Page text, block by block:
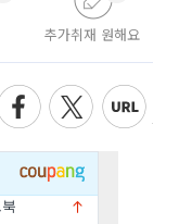
추가취재 원해요